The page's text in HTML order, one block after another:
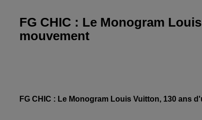
FG CHIC : Le Monogram
mouvement
FG CHIC : Le Monogram Louis Vuitton, 130 ans